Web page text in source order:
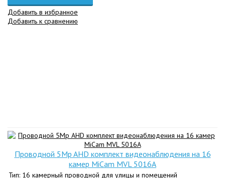
Добавить в избранное
Добавить к сравнению
Проводной 5Mp AHD комплект видеонаблюдения на 16
камер MiCam MVL 5016A
Тип: 16 камерный проводной для улицы и помещений